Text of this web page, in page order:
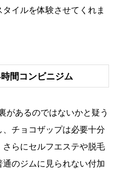
イルを体験させてくれま
間コンビニジム
があるのではないかと疑う
チョコザップは必要十分
らにセルフエステや脱毛
のジムに見られない付加